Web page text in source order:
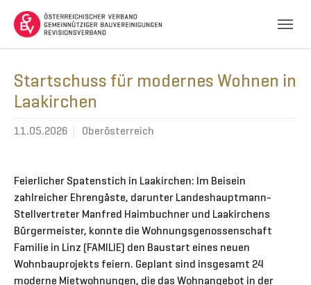
Startschuss für modernes Wohnen in
Laakirchen
11.05.2026 Oberösterreich
Feierlicher Spatenstich in Laakirchen: Im Beisein
zahlreicher Ehrengäste, darunter Landeshauptmann-
Stellvertreter Manfred Haimbuchner und Laakirchens
Bürgermeister, konnte die Wohnungsgenossenschaft
Familie in Linz (FAMILIE) den Baustart eines neuen
Wohnbauprojekts feiern. Geplant sind insgesamt 24
moderne Mietwohnungen, die das Wohnangebot in der